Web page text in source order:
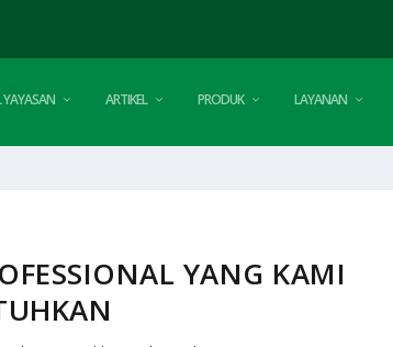
YAYASAN ARTIKEL PRODUK LAYANAN
YANG KAMI